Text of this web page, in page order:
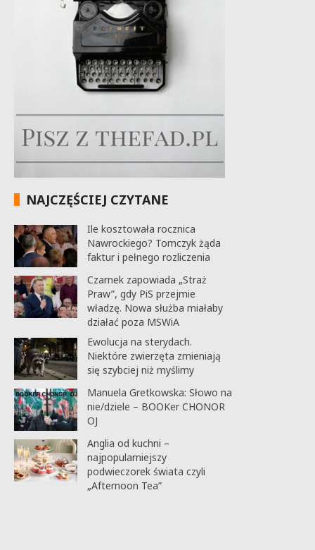
NAJCZĘŚCIEJ CZYTANE
Ile kosztowała rocznica
Nawrockiego? Tomczyk żąda
faktur i pełnego rozliczenia
Czarnek zapowiada „Straż
Praw”, gdy PiS przejmie
władzę. Nowa służba miałaby
działać poza MSWiA
Ewolucja na sterydach.
Niektóre zwierzęta zmieniają
się szybciej niż myślimy
Manuela Gretkowska: Słowo na
nie/dziele – BOOKer CHONOR
OJ
Anglia od kuchni –
najpopularniejszy
podwieczorek świata czyli
„Afternoon Tea”